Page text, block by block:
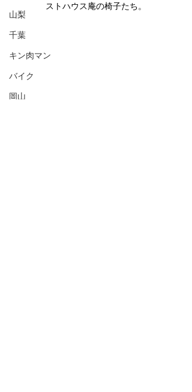
山梨
千葉
キン肉マン
バイク
岡山
ストハウス庵の椅子たち。